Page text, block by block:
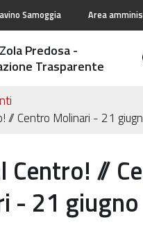
Samoggia Area
Predosa -
Trasparente
// Centro Molinari - 21
Centro! //
- 21 giugno